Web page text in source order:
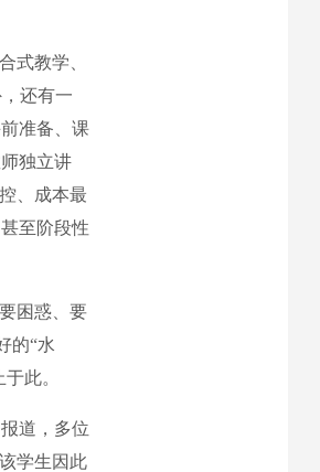
式教学、
还有一
准备、课
独立讲
、成本最
至阶段性
困惑、要
的“水
此。
道，多位
学生因此